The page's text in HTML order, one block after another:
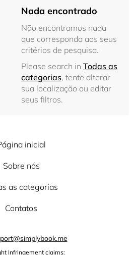
Nada encontrado
Não encontramos nada
que corresponda aos seus
critérios de pesquisa.
Please search in Todas as
categorias, tente alterar
sua localização ou editar
seus filtros.
inicial
Sobre nós
as categorias
Contatos
Infringement claims: